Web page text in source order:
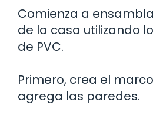
Comienza a
de la casa utilizando
de PVC.
Primero, crea el
agrega las paredes.